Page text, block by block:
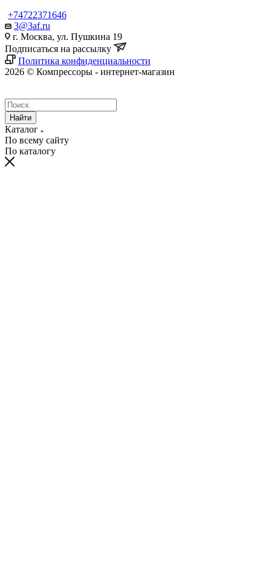
+74722371646
3@3af.ru
г. Москва, ул. Пушкина 19
Подписаться на рассылку
Политика конфиденциальности
2026 © Компрессоры - интернет-магазин
Найти
Каталог
По всему сайту
По каталогу